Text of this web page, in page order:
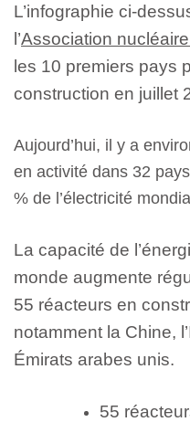
L’infographie ci-
l’Association
les 10 premiers pays
construction en juillet
Aujourd’hui, il y a
en activité dans 32
% de l’électricité
La capacité de
monde augmente
55 réacteurs en
notamment la Chine,
Émirats arabes unis.
55